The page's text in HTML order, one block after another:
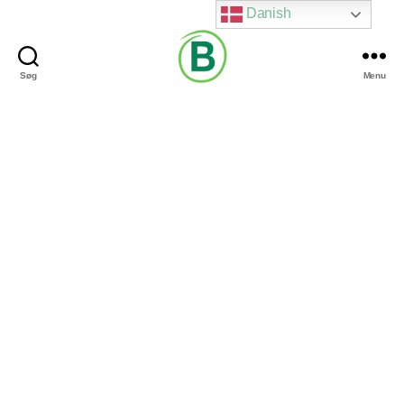
Søg Menu
Danish